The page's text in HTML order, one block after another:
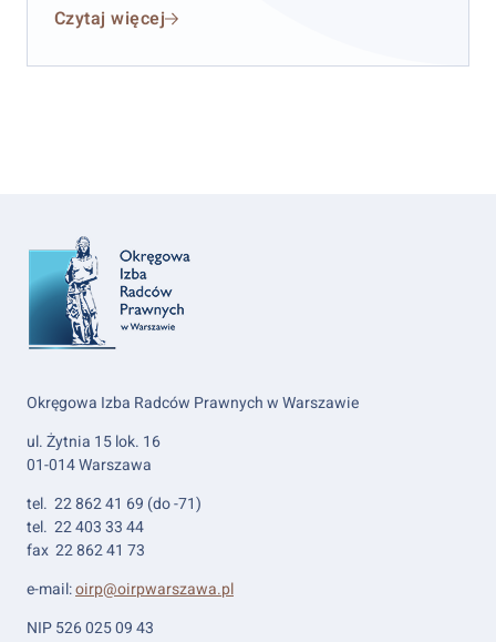
Czytaj więcej
Okręgowa Izba Radców Prawnych w Warszawie
ul. Żytnia 15 lok. 16
01-014 Warszawa
tel. 22 862 41 69 (do -71)
tel. 22 403 33 44
fax 22 862 41 73
e-mail:oirp@oirpwarszawa.pl
NIP 526 025 09 43